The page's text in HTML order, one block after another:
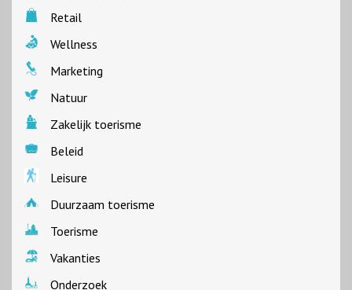
Retail
Wellness
Marketing
Natuur
Zakelijk toerisme
Beleid
Leisure
Duurzaam toerisme
Toerisme
Vakanties
Onderzoek